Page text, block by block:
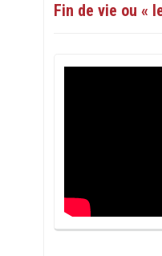
Fin de vie ou «